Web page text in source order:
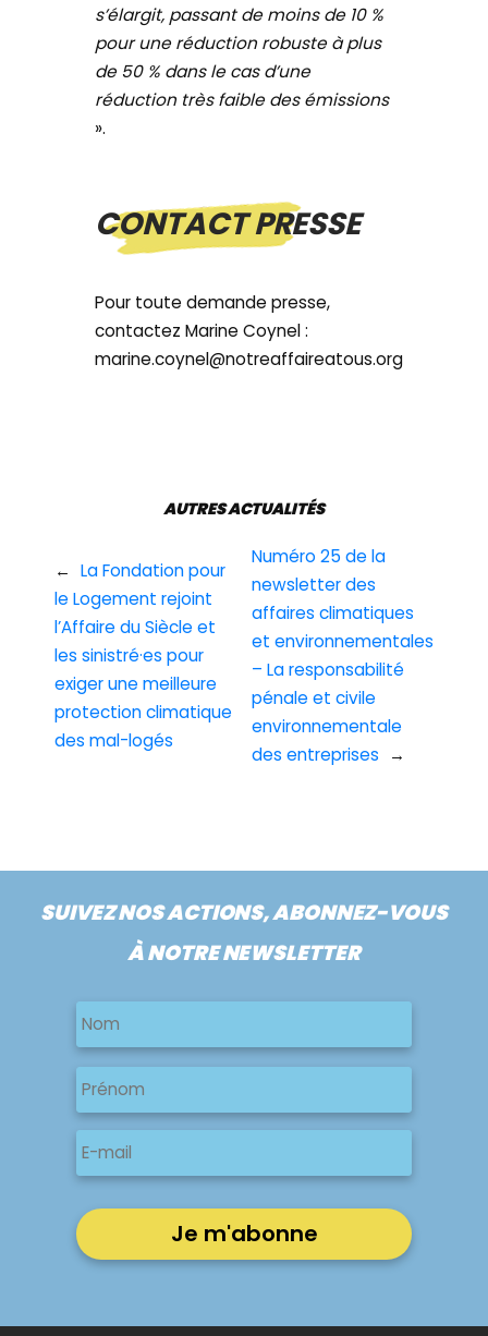
s’élargit, passant de moins de 10 %
pour une réduction robuste à plus
de 50 % dans le cas d’une
réduction très faible des émissions
».
CONTACT PRESSE
Pour toute demande presse,
contactez Marine Coynel :
marine.coynel@notreaffaireatous.org
← La Fondation pour
le Logement rejoint
l’Affaire du Siècle et
les sinistré·es pour
exiger une meilleure
protection climatique
des mal-logés
AUTRES ACTUALITÉS
Numéro 25 de la
newsletter des
affaires climatiques
et environnementales
– La responsabilité
pénale et civile
environnementale
des entreprises
→
SUIVEZ NOS ACTIONS, ABONNEZ-VOUS
À NOTRE NEWSLETTER
Nom
Nom
Nom
Prénom
E-
mail